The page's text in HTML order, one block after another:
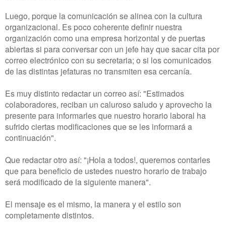
Luego, porque la comunicación se alinea con la cultura
organizacional. Es poco coherente definir nuestra
organización como una empresa horizontal y de puertas
abiertas si para conversar con un jefe hay que sacar cita por
correo electrónico con su secretaria; o si los comunicados
de las distintas jefaturas no transmiten esa cercanía.
Es muy distinto redactar un correo así: "Estimados
colaboradores, reciban un caluroso saludo y aprovecho la
presente para informarles que nuestro horario laboral ha
sufrido ciertas modificaciones que se les informará a
continuación".
Que redactar otro así: "¡Hola a todos!, queremos contarles
que para beneficio de ustedes nuestro horario de trabajo
será modificado de la siguiente manera".
El mensaje es el mismo, la manera y el estilo son
completamente distintos.